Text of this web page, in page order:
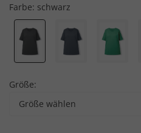
Farbe: schwarz
Größe:
Größe wählen